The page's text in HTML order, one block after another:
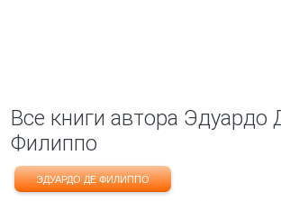
Все книги автора Эдуардо
Филиппо
ЭДУАРДО ДЕ ФИЛИППО